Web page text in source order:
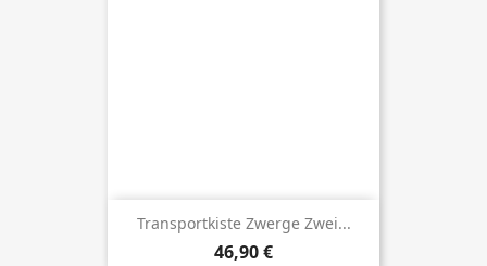
Transportkiste Zwerge Zwei...
Preis
46,90 €